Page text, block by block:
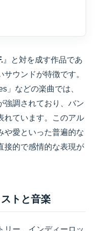
』と対を成す作品であ
ウンドが特徴です。
」などの楽曲では、
強調されており、バン
れています。このアル
や愛といった普遍的な
接的で感情的な表現が
トと音楽
リー、インディーロッ